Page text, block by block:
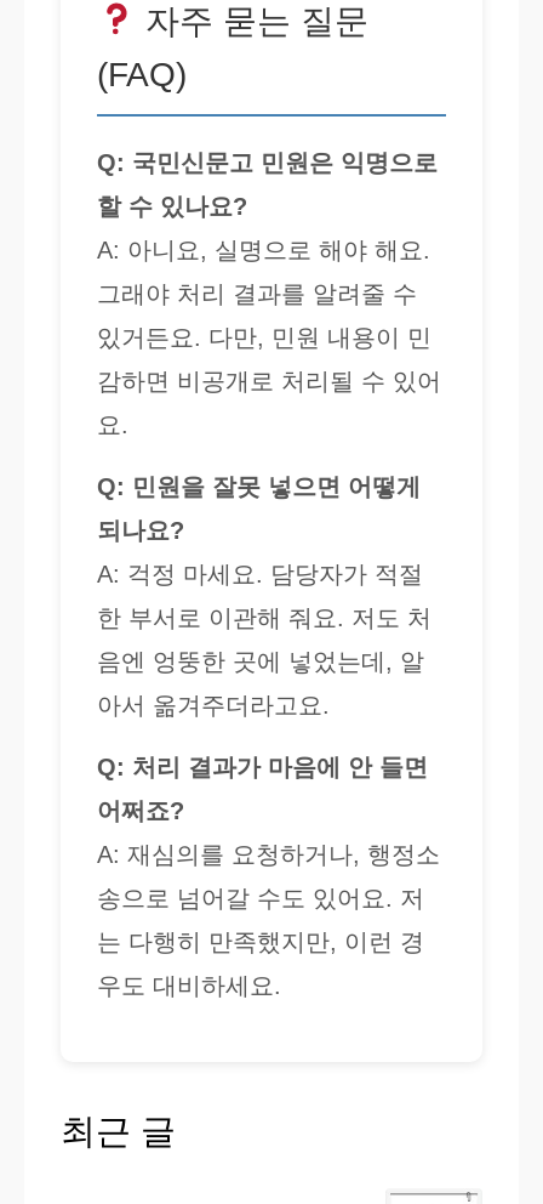
자주 묻는 질문
(FAQ)
Q: 국민신문고 민원은 익명으로
할 수 있나요?
A: 아니요, 실명으로 해야 해요.
그래야 처리 결과를 알려줄 수
있거든요. 다만, 민원 내용이 민
감하면 비공개로 처리될 수 있어
요.
Q: 민원을 잘못 넣으면 어떻게
되나요?
A: 걱정 마세요. 담당자가 적절
한 부서로 이관해 줘요. 저도 처
음엔 엉뚱한 곳에 넣었는데, 알
아서 옮겨주더라고요.
Q: 처리 결과가 마음에 안 들면
어쩌죠?
A: 재심의를 요청하거나, 행정소
송으로 넘어갈 수도 있어요. 저
는 다행히 만족했지만, 이런 경
우도 대비하세요.
최근 글